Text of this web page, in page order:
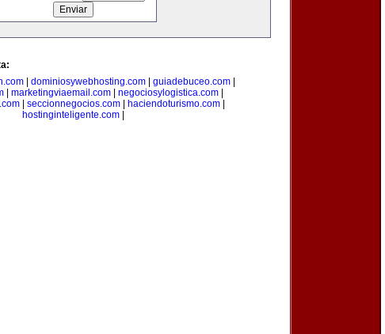
dominiosywebhosting.com guiadebuceo.com
| marketingviaemail.com| negociosylogistica.com|
| seccionnegocios.com| haciendoturismo.com|
hostinginteligente.com|